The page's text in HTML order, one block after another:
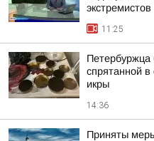
экстремистов
11:25
Петербуржца
спрятанной
икры
14:36
Приняты